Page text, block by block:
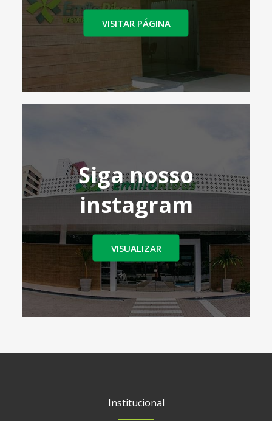
VISITAR PÁGINA
Siga nosso
instagram
VISUALIZAR
Institucional